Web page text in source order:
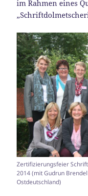
im Rahmen eines
Zertifizierungsfeier
2014 (mit Gudrun
Ostdeutschland)